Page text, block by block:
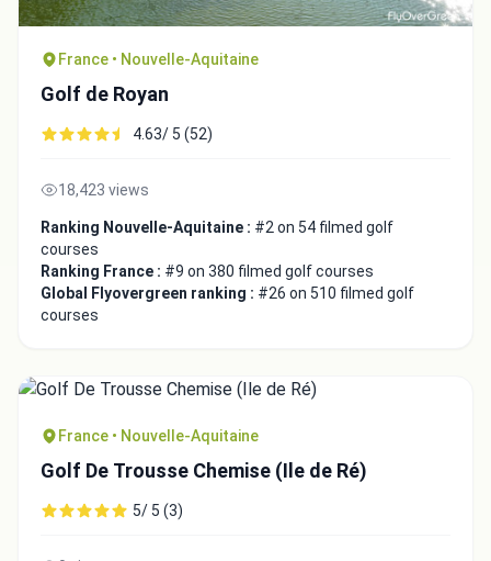
France • Nouvelle-Aquitaine
Golf de Royan
4.63/ 5 (52)
18,423 views
Ranking Nouvelle-Aquitaine : #2 on 54 filmed golf
courses
Ranking France : #9 on 380 filmed golf courses
Global Flyovergreen ranking : #26 on 510 filmed golf
courses
France • Nouvelle-Aquitaine
Golf De Trousse Chemise (Ile de Ré)
5/ 5 (3)
Integrate video
Video choice: